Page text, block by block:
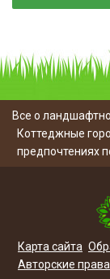
Все о
Коттеджные
предпочтениях
Карта сайта
Авторские права